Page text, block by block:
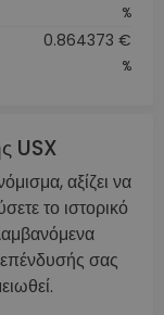
%
0.864373 €
%
USX
αξίζει να
το ιστορικό
επένδυσής σας